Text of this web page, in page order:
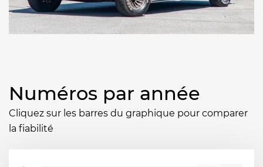
Numéros par année
Cliquez sur les barres du graphique pour comparer
la fiabilité